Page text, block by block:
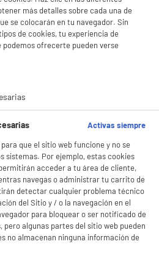
un buen
y tras tu consentimiento, ELECTRO DEPOT
tus datos personales para:
tus preferencias
personalizadas
en las redes sociales
web Consulta la política de cookies.
.
más detalles sobre cada una de
se colocarán en tu navegador. Sin
de cookies, tu experiencia de
podemos ofrecerte pueden verse
Activas siempre
que el sitio web funcione y no se
sistemas. Por ejemplo, estas cookies
acceder a tu área de cliente,
navegas o administrar tu carrito de
detectar cualquier problema técnico
del Sitio y / o la navegación en el
para bloquear o ser notificado de
pero algunas partes del sitio web pueden
no almacenan ninguna información de